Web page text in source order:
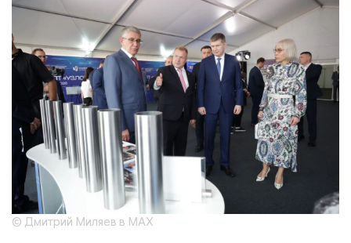
© Дмитрий Миляев в МАХ